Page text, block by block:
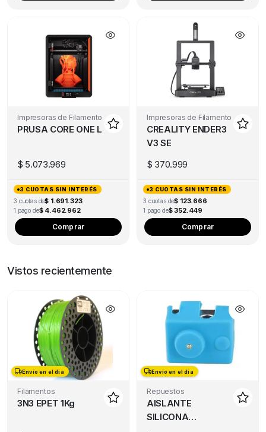
Impresoras de Filamento
PRUSA CORE ONE L
$ 5.073.969
3 CUOTAS SIN INTERÉS
3 cuotas de$ 1.691.323
1 pago de$ 4.462.962
Comprar
Impresoras de Filamento
CREALITY ENDER3
V3 SE
$ 370.999
3 CUOTAS SIN INTERÉS
3 cuotas de$ 123.666
1 pago de$ 352.449
Comprar
Vistos recientemente
Envío en el día
Filamentos
3N3 EPET 1Kg
Envío en el día
Repuestos
AISLANTE
SILICONA